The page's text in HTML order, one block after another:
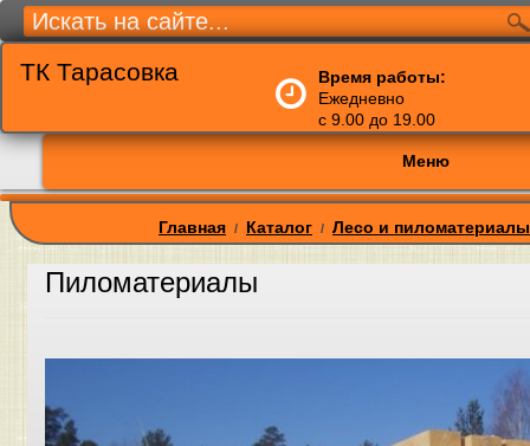
ТК Тарасовка
Время работы:
Ежедневно
с 9.00 до 19.00
Меню
Главная / Каталог / Лесо и пиломатериалы
Пиломатериалы